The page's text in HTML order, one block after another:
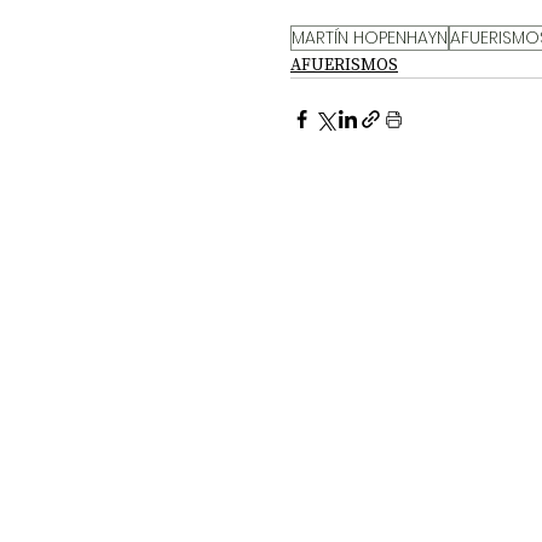
DOSSIER NOCHE DE LAS IDEAS
MARTÍN HOPENHAYN
AFUERISMOS